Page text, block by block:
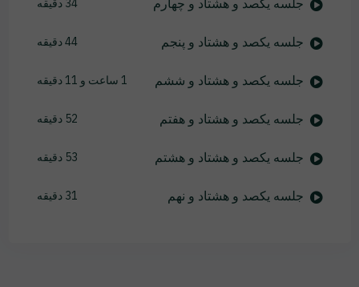
جلسه یکصد و هشتاد و پنجم 44 دقیقه
جلسه یکصد و هشتاد و ششم 1 ساعت و 11 دقیقه
جلسه یکصد و هشتاد و هفتم 52 دقیقه
جلسه یکصد و هشتاد و هشتم 53 دقیقه
جلسه یکصد و هشتاد و نهم 31 دقیقه